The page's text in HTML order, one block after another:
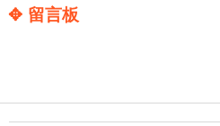
✥ 留言板